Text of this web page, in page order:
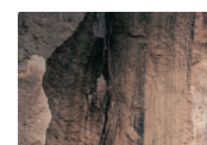
Tendencias
que
Ford
impulsará
este